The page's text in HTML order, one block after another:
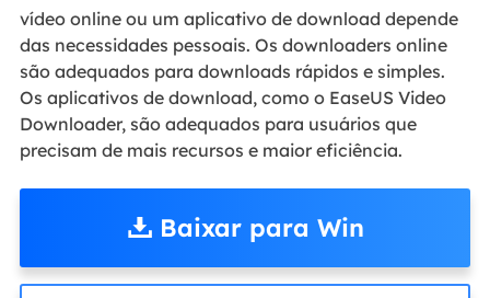
vídeo online ou um aplicativo de download depende
das necessidades pessoais. Os downloaders online
são adequados para downloads rápidos e simples.
Os aplicativos de download, como o EaseUS Video
Downloader, são adequados para usuários que
precisam de mais recursos e maior eficiência.
Baixar para Win